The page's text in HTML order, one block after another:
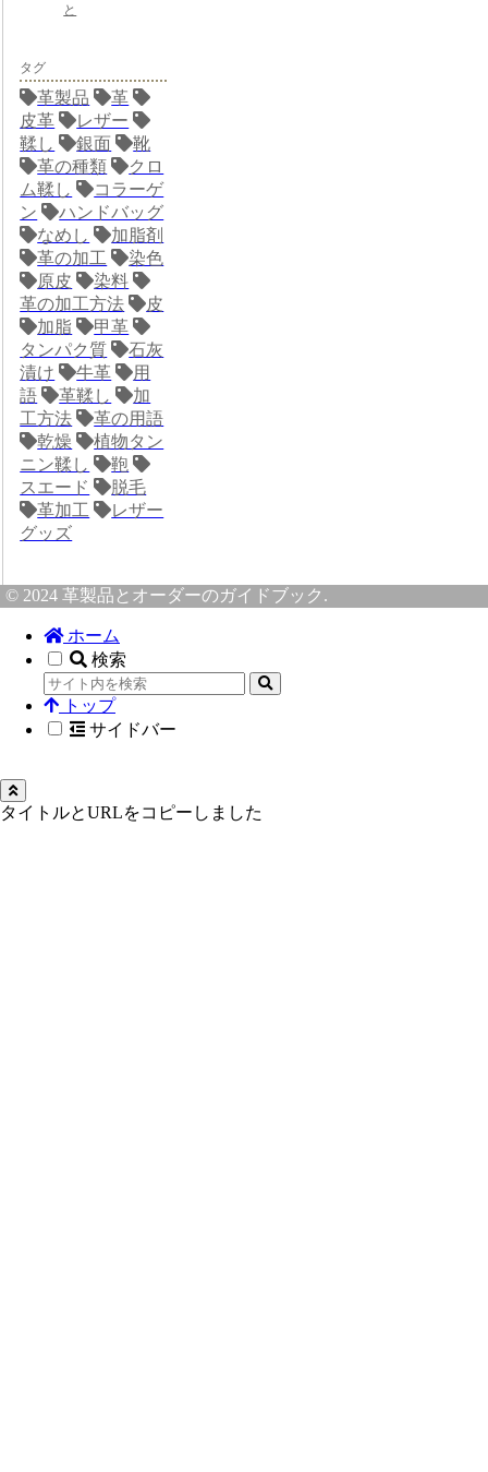
と
タグ
革製品
革
皮革
レザー
鞣し
銀面
靴
革の種類
クロ
ム鞣し
コラーゲ
ン
ハンドバッグ
なめし
加脂剤
革の加工
染色
原皮
染料
革の加工方法
皮
加脂
甲革
タンパク質
石灰
漬け
牛革
用
語
革鞣し
加
工方法
革の用語
乾燥
植物タン
ニン鞣し
鞄
スエード
脱毛
革加工
レザー
グッズ
© 2024 革製品とオーダーのガイドブック.
ホーム
検索
トップ
サイドバー
タイトルとURLをコピーしました